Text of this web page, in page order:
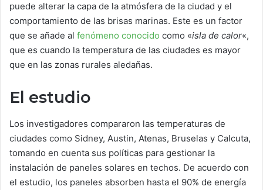
puede alterar la capa de la atmósfera de la ciudad y el
comportamiento de las brisas marinas. Este es un factor
que se añade al fenómeno conocido como «isla de calor«,
que es cuando la temperatura de las ciudades es mayor
que en las zonas rurales aledañas.
El estudio
Los investigadores compararon las temperaturas de
ciudades como Sidney, Austin, Atenas, Bruselas y Calcuta,
tomando en cuenta sus políticas para gestionar la
instalación de paneles solares en techos. De acuerdo con
el estudio, los paneles absorben hasta el 90% de energía